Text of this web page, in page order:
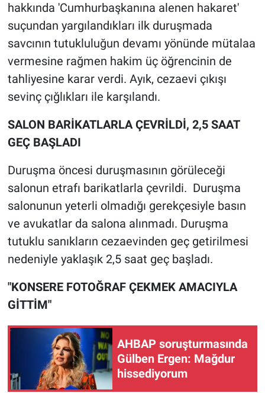
hakkında 'Cumhurbaşkanına alenen hakaret'
suçundan yargılandıkları ilk duruşmada
savcının tutukluluğun devamı yönünde mütalaa
vermesine rağmen hakim üç öğrencinin de
tahliyesine karar verdi. Ayık, cezaevi çıkışı
sevinç çığlıkları ile karşılandı.
SALON BARİKATLARLA ÇEVRİLDİ, 2,5 SAAT
GEÇ BAŞLADI
Duruşma öncesi duruşmasının görüleceği
salonun etrafı barikatlarla çevrildi. Duruşma
salonunun yeterli olmadığı gerekçesiyle basın
ve avukatlar da salona alınmadı. Duruşma
tutuklu sanıkların cezaevinden geç getirilmesi
nedeniyle yaklaşık 2,5 saat geç başladı.
"KONSERE FOTOĞRAF ÇEKMEK AMACIYLA
GİTTİM"
AHBAP soruşturmasında
Gülben Ergen: Mağdur
hissediyorum
Kültür Sanat
Ne demişti
Nedir
Popüler
Programlar
Spor
Teknoloji
Türkiye'nin Geleceği
Türkiye'nin Gündemi
Yerel Gündem
Yerel Yaşam
Canlı Yayın